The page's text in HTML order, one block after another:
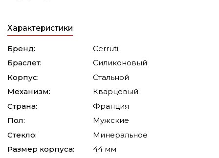
Характеристики
Бренд:
Cerruti
Браслет:
Силиконовый
Корпус:
Стальной
Механизм:
Кварцевый
Страна:
Франция
Пол:
Мужские
Стекло:
Минеральное
Размер корпуса:
44 мм